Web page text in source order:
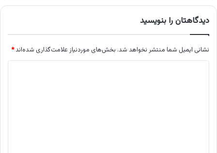
دیدگاهتان را بنویسید
نشانی ایمیل شما منتشر نخواهد شد. بخش‌های موردنیاز علامت‌گذاری شده‌اند*